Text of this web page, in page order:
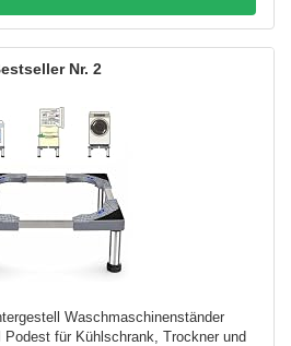
2
Waschmaschinenständer
für Kühlschrank, Trockner und